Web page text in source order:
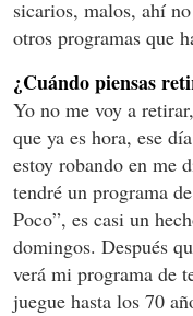
sicarios, malos, ahí
otros programas que
¿Cuándo piensas
Yo no me voy a
que ya es hora, ese
estoy robando en me
tendré un programa
Poco”, es casi un
domingos. Después
verá mi programa de
juegue hasta los 70